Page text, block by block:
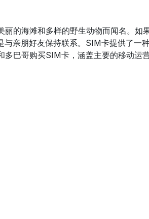
的海滩和多样的野生动物而闻名。
亲朋好友保持联系。SIM卡提供了一
巴哥购买SIM卡，涵盖主要的移动运